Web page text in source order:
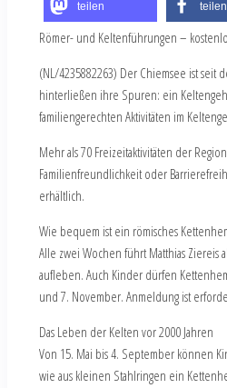
teilen teilen
Römer- und Keltenführungen –
(NL/4235882263) Der Chiemsee ist
hinterließen ihre Spuren: ein
familiengerechten Aktivitäten im
Mehr als 70 Freizeitaktivitäten der
Familienfreundlichkeit oder
erhältlich.
Wie bequem ist ein römisches
Alle zwei Wochen führt Matthias Ziereis
aufleben. Auch Kinder dürfen
und 7. November. Anmeldung ist
Das Leben der Kelten vor 2000 Jahren
Von 15. Mai bis 4. September können
wie aus kleinen Stahlringen ein